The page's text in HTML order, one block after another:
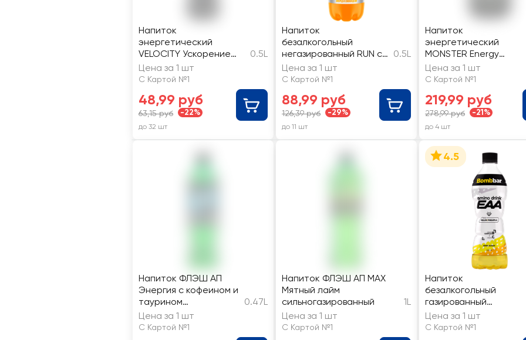
Напиток
энергетический
VELOCITY Ускорение
тонизирующий
газированный
0.5L
Цена за 1 шт
С Картой №1
48,99 руб
63,15 руб -22%
до 32 шт
Напиток
безалкогольный
негазированный RUN со
вкусом апельсин и
маракуйя,
0.5L
Цена за 1 шт
С Картой №1
88,99 руб
126,39 руб -29%
до 11 шт
Напиток
энергетический
MONSTER Energy
газированный
Цена за 1 шт
С Картой №1
219,99 руб
278,99 руб -21%
до 4 шт
Напиток ФЛЭШ АП
Энергия с кофеином и
таурином
газированный
0.47L
Цена за 1 шт
С Картой №1
Напиток ФЛЭШ АП MAX
Мятный лайм
сильногазированный
1L
Цена за 1 шт
С Картой №1
4.5
Напиток
безалкогольный
газированный
BOMBBAR ЕAA со
вкусом дыни и
Цена за 1 шт
С Картой №1